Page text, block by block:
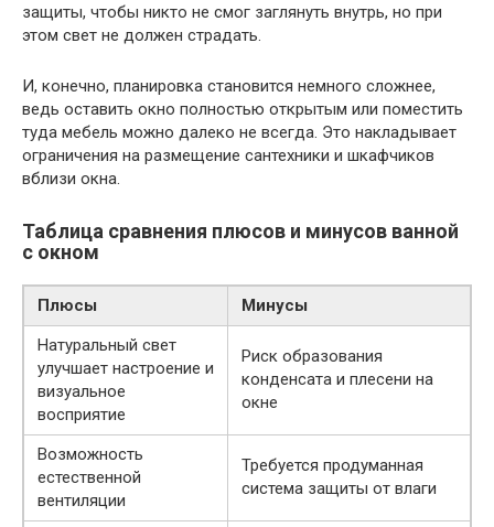
защиты, чтобы никто не смог заглянуть внутрь, но при
этом свет не должен страдать.
И, конечно, планировка становится немного сложнее,
ведь оставить окно полностью открытым или поместить
туда мебель можно далеко не всегда. Это накладывает
ограничения на размещение сантехники и шкафчиков
вблизи окна.
Таблица сравнения плюсов и минусов ванной
с окном
Плюсы
Минусы
Натуральный свет
улучшает настроение и
визуальное
восприятие
Риск образования
конденсата и плесени на
окне
Возможность
естественной
вентиляции
Требуется продуманная
система защиты от влаги